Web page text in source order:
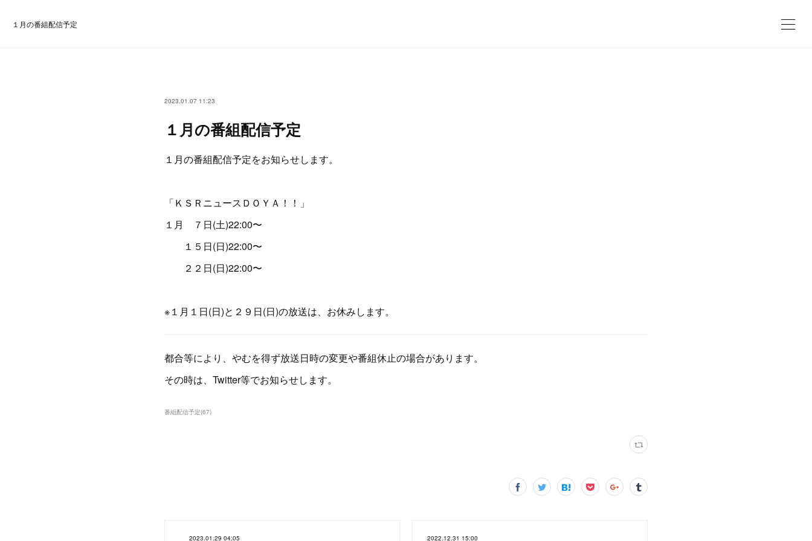
１月の番組配信予定
2023.01.07 11:23
１月の番組配信予定
１月の番組配信予定をお知らせします。
「ＫＳＲニュースＤＯＹＡ！！」
１月 ７日(土)22:00〜
１５日(日)22:00〜
２２日(日)22:00〜
※１月１日(日)と２９日(日)の放送は、お休みします。
都合等により、やむを得ず放送日時の変更や番組休止の場合があります。
その時は、Twitter等でお知らせします。
番組配信予定(67)
2023.01.29 04:05 2022.12.31 15:00